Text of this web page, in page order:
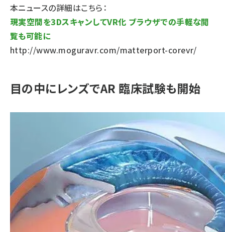
本ニュースの詳細はこちら：
現実空間を3DスキャンしてVR化 ブラウザでの手軽な閲
覧も可能に
http://www.moguravr.com/matterport-corevr/
目の中にレンズでAR 臨床試験も開始